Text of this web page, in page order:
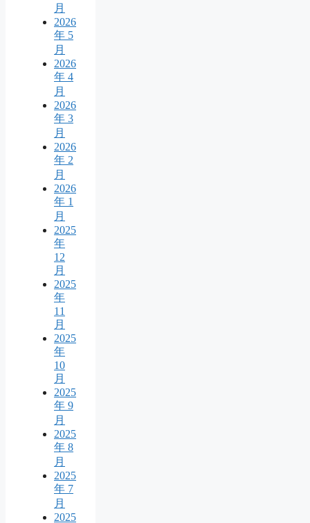
月
2026
年 5
月
2026
年 4
月
2026
年 3
月
2026
年 2
月
2026
年 1
月
2025
年
12
月
2025
年
11
月
2025
年
10
月
2025
年 9
月
2025
年 8
月
2025
年 7
月
2025